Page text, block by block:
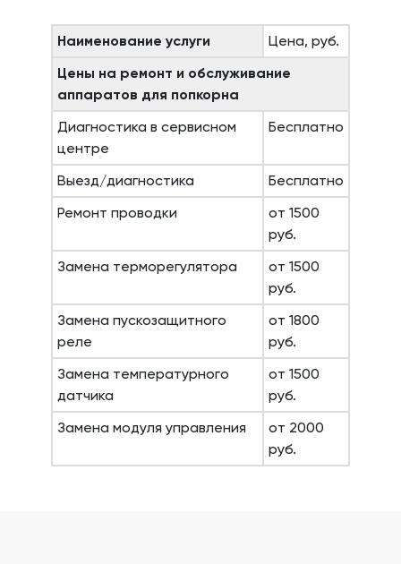
Наименование услуги
Цена, руб.
Цены на ремонт и обслуживание
аппаратов для попкорна
Диагностика в сервисном
центре
Бесплатно
Выезд/диагностика
Бесплатно
Ремонт проводки
от 1500
руб.
Замена терморегулятора
от 1500
руб.
Замена пускозащитного
реле
от 1800
руб.
Замена температурного
датчика
от 1500
руб.
Замена модуля управления
от 2000
руб.